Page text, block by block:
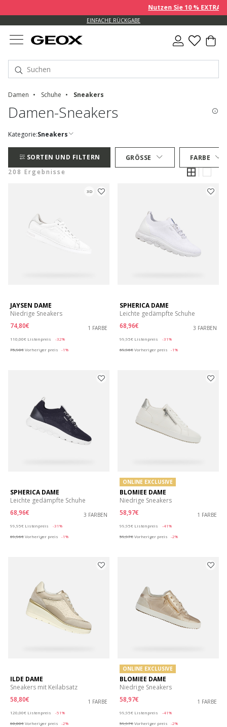
Nutzen Sie 10 % EXTRA
EINFACHE RÜCKGABE
Damen Schuhe Sneakers
Damen-Sneakers
Kategorie:Sneakers
SORTEN UND FILTERN GRÖSSE
FARBE
208 Ergebnisse
3D
JAYSEN DAME
Niedrige Sneakers
74,80€
1 FARBE
110,00€ Listenpreis
-32%
75,90€Vorheriger preis -1%
SPHERICA DAME
Leichte gedämpfte Schuhe
68,96€
3 FARBEN
99,95€ Listenpreis
-31%
69,96€Vorheriger preis -1%
SPHERICA DAME
Leichte gedämpfte Schuhe
68,96€
3 FARBEN
99,95€ Listenpreis
-31%
69,96€Vorheriger preis -1%
ONLINE EXCLUSIVE
BLOMIEE DAME
Niedrige Sneakers
58,97€
1 FARBE
99,95€ Listenpreis
-41%
59,97€Vorheriger preis -2%
ILDE DAME
Sneakers mit Keilabsatz
58,80€
1 FARBE
120,00€ Listenpreis
-51%
60,00€Vorheriger preis -2%
ONLINE EXCLUSIVE
BLOMIEE DAME
Niedrige Sneakers
58,97€
1 FARBE
99,95€ Listenpreis
-41%
59,97€Vorheriger preis -2%